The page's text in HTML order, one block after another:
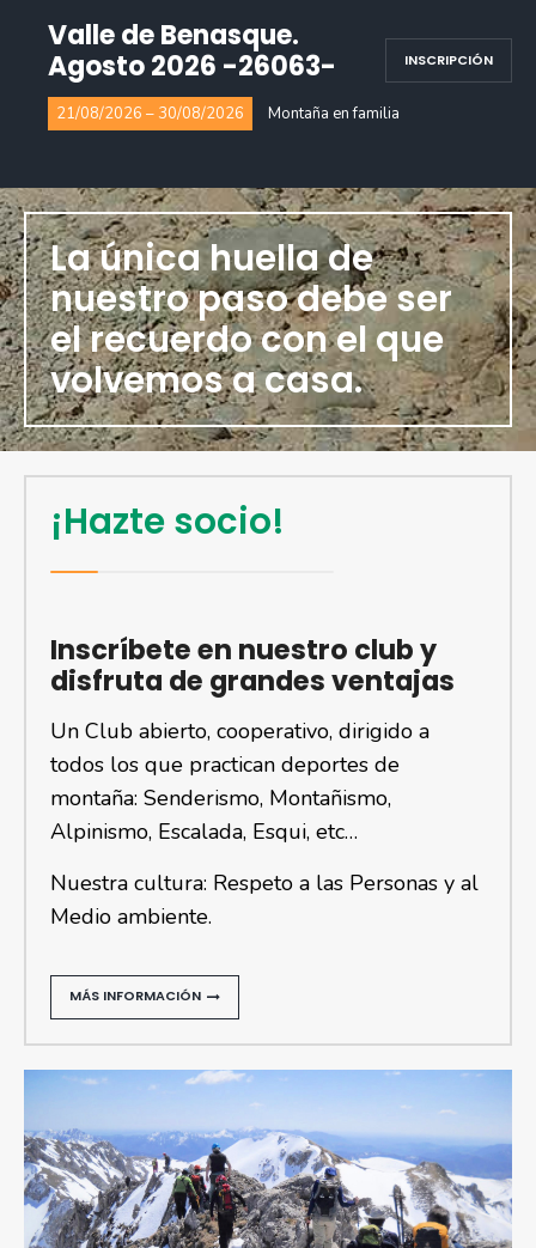
INSCRIPCIÓN
Valle de Benasque.
Agosto 2026 -26063-
21/08/2026 – 30/08/2026 Montaña en familia
La única huella de
nuestro paso debe ser
el recuerdo con el que
volvemos a casa.
¡Hazte socio!
Inscríbete en nuestro club y
disfruta de grandes ventajas
Un Club abierto, cooperativo, dirigido a
todos los que practican deportes de
montaña: Senderismo, Montañismo,
Alpinismo, Escalada, Esqui, etc…
Nuestra cultura: Respeto a las Personas y al
Medio ambiente.
MÁS INFORMACIÓN